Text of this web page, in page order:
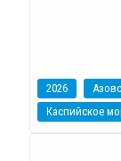
2026
Каспийское